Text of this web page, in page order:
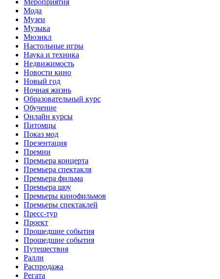
Мероприятия
Мода
Музеи
Музыка
Мюзикл
Настольные игры
Наука и техника
Недвижимость
Новости кино
Новый год
Ночная жизнь
Образовательный курс
Обучение
Онлайн курсы
Питомцы
Показ мод
Презентация
Премии
Премьера концерта
Премьера спектакля
Премьера фильма
Премьера шоу
Премьеры кинофильмов
Премьеры спектаклей
Пресс-тур
Проект
Прошедшие события
Прошедшие события
Путешествия
Ралли
Распродажа
Регата